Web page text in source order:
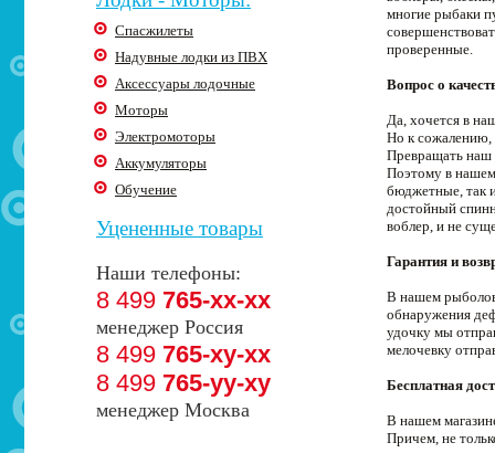
Спасжилеты
Надувные лодки из ПВХ
Аксессуары лодочные
Моторы
Электромоторы
Аккумуляторы
Обучение
Уцененные товары
Наши телефоны:
8 499 765-xx-xx
менеджер Россия
8 499 765-xy-xx
8 499 765-yy-xy
менеджер Москва
многие рыбаки
проверенные.
Вопрос о
Да, хочется в
Но к сожалению,
Превращать наш
Поэтому в
бюджетные, так
достойный
воблер, и не
Гарантия и
В нашем
обнаружения
удочку мы
мелочевку
Бесплатная
В нашем
Причем, не